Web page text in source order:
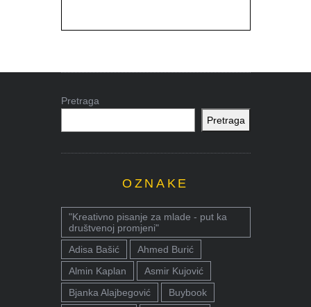
Pretraga
Pretraga
OZNAKE
"Kreativno pisanje za mlade - put ka
društvenoj promjeni"
Adisa Bašić
Ahmed Burić
Almin Kaplan
Asmir Kujović
Bjanka Alajbegović
Buybook